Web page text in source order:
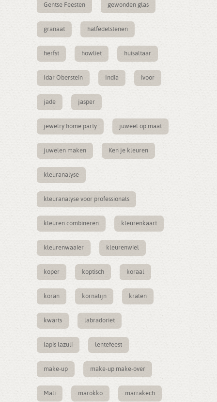
Gentse Feesten gewonden glas
granaat halfedelstenen
herfst howliet huisaltaar
Idar Oberstein India ivoor
jade jasper
jewelry home party juweel op maat
juwelen maken Ken je kleuren
kleuranalyse
kleuranalyse voor professionals
kleuren combineren kleurenkaart
kleurenwaaier kleurenwiel
koper koptisch koraal
koran kornalijn kralen
kwarts labradoriet
lapis lazuli lentefeest
make-up make-up make-over
Mali marokko marrakech